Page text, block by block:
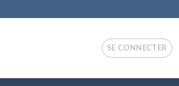
SE CONNECTER